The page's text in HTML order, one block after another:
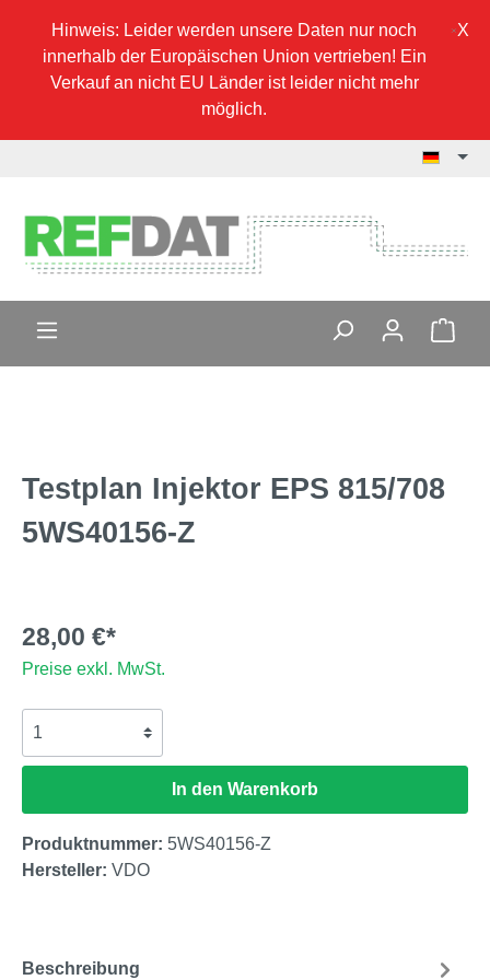
Hinweis: Leider werden unsere Daten nur noch
innerhalb der Europäischen Union vertrieben! Ein
Verkauf an nicht EU Länder ist leider nicht mehr
möglich.
Testplan Injektor EPS 815/708
5WS40156-Z
28,00 €*
Preise exkl. MwSt.
In den Warenkorb
Produktnummer: 5WS40156-Z
Hersteller: VDO
Beschreibung